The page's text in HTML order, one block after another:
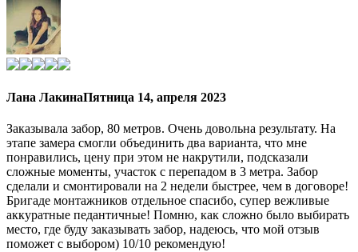
Лана ЛакинаПятница 14, апреля 2023
Заказывала забор, 80 метров. Очень довольна результату. На
этапе замера смогли объединить два варианта, что мне
понравились, цену при этом не накрутили, подсказали
сложные моменты, участок с перепадом в 3 метра. Забор
сделали и смонтировали на 2 недели быстрее, чем в договоре!
Бригаде монтажников отдельное спасибо, супер вежливые
аккуратные педантичные! Помню, как сложно было выбирать
место, где буду заказывать забор, надеюсь, что мой отзыв
поможет с выбором) 10/10 рекомендую!